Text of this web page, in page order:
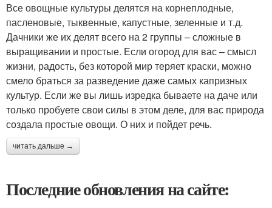
Все овощные культуры делятся на корнеплодные,
пасленовые, тыквенные, капустные, зеленные и т.д.
Дачники же их делят всего на 2 группы – сложные в
выращивании и простые. Если огород для вас – смысл
жизни, радость, без которой мир теряет краски, можно
смело браться за разведение даже самых капризных
культур. Если же вы лишь изредка бываете на даче или
только пробуете свои силы в этом деле, для вас природа
создала простые овощи. О них и пойдет речь.
читать дальше →
Последние обновления на сайте: